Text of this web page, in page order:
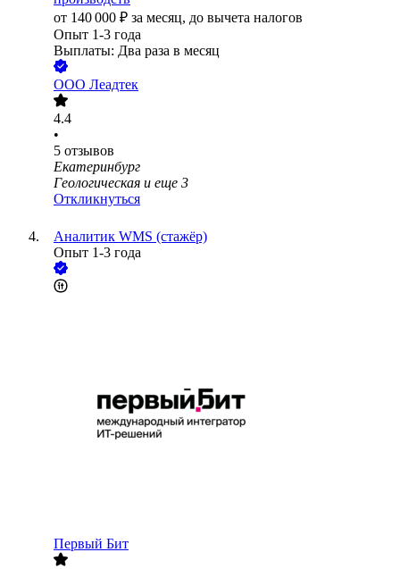
от 140 000 ₽ за месяц, до вычета налогов
Опыт 1-3 года
Выплаты: Два раза в месяц
ООО Леадтек
4.4
•
5 отзывов
Екатеринбург
Геологическая и еще 3
Откликнуться
Аналитик WMS (стажёр)
Опыт 1-3 года
Первый Бит